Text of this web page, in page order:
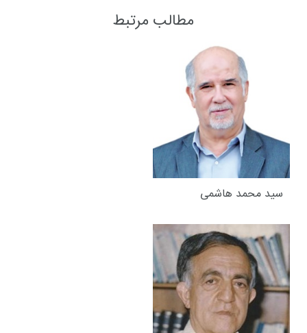
مطالب مرتبط
سید محمد هاشمی